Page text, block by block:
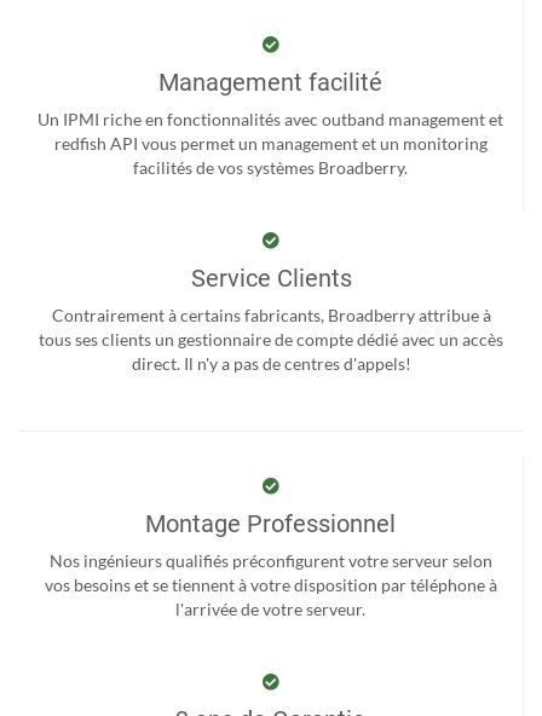
Management facilité
Un IPMI riche en fonctionnalités avec outband management et
redfish API vous permet un management et un monitoring
facilités de vos systèmes Broadberry.
Service Clients
Contrairement à certains fabricants, Broadberry attribue à
tous ses clients un gestionnaire de compte dédié avec un accès
direct. Il n'y a pas de centres d'appels!
Montage Professionnel
Nos ingénieurs qualifiés préconfigurent votre serveur selon
vos besoins et se tiennent à votre disposition par téléphone à
l'arrivée de votre serveur.